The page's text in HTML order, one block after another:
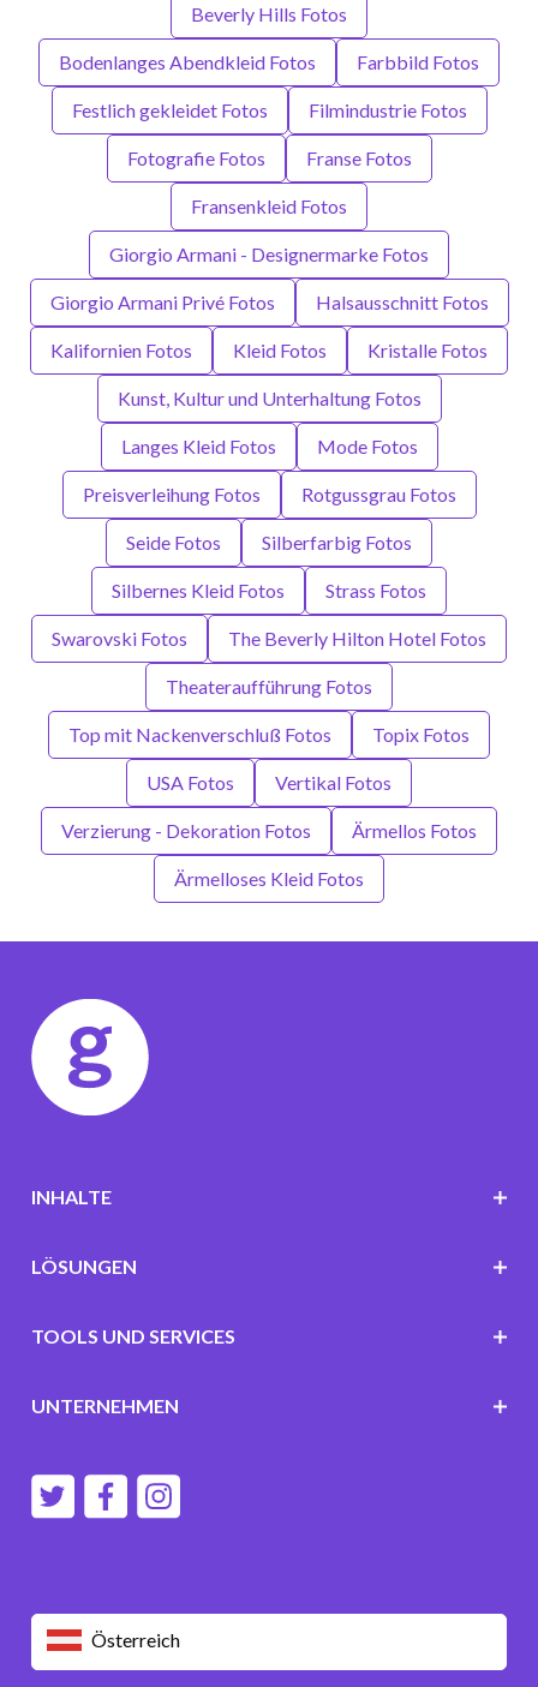
Beverly Hills Fotos
Bodenlanges Abendkleid Fotos Farbbild Fotos
Festlich gekleidet Fotos Filmindustrie Fotos
Fotografie Fotos Franse Fotos
Fransenkleid Fotos
Giorgio Armani - Designermarke Fotos
Giorgio Armani Privé Fotos Halsausschnitt Fotos
Kalifornien Fotos Kleid Fotos Kristalle Fotos
Kunst, Kultur und Unterhaltung Fotos
Langes Kleid Fotos Mode Fotos
Preisverleihung Fotos Rotgussgrau Fotos
Seide Fotos Silberfarbig Fotos
Silbernes Kleid Fotos Strass Fotos
Swarovski Fotos The Beverly Hilton Hotel Fotos
Theateraufführung Fotos
Top mit Nackenverschluß Fotos Topix Fotos
USA Fotos Vertikal Fotos
Verzierung - Dekoration Fotos Ärmellos Fotos
Ärmelloses Kleid Fotos
Österreich
INHALTE
LÖSUNGEN
TOOLS UND SERVICES
UNTERNEHMEN